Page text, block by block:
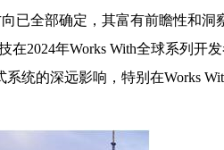
已全部确定，其富有前瞻性和洞
2024年Works With全球系列开
统的深远影响，特别在Works